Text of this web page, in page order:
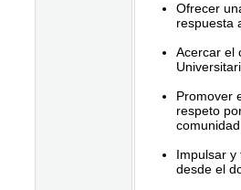
Ofrecer
respuesta
Acercar el
Promover
respeto
Impulsar y
desde el